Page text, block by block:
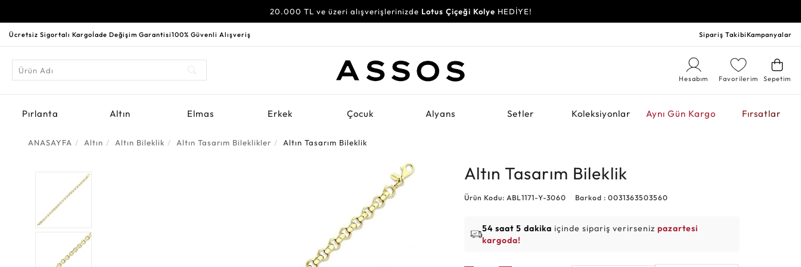
20.000 TL ve üzeri alışverişlerinizde Lotus Çiçeği Kolye HEDİYE!
Ücretsiz Sigortalı Kargoİade Değişim Garantisi100% Güvenli Alışveriş Sipariş TakibiKampanyalar
Sepetim
Favorilerim
Hesabım
Pırlanta Altın Elmas Erkek Çocuk Alyans Setler Koleksiyonlar Aynı Gün Kargo Fırsatlar
ANASAYFA Altın Altın Bileklik Altın Tasarım Bileklikler Altın Tasarım Bileklik
Altın Tasarım Bileklik
Ürün Kodu: ABL1171-Y-3060 Barkod : 0031363503560
54 saat 5 dakika içinde sipariş verirsenizpazartesi
kargoda!